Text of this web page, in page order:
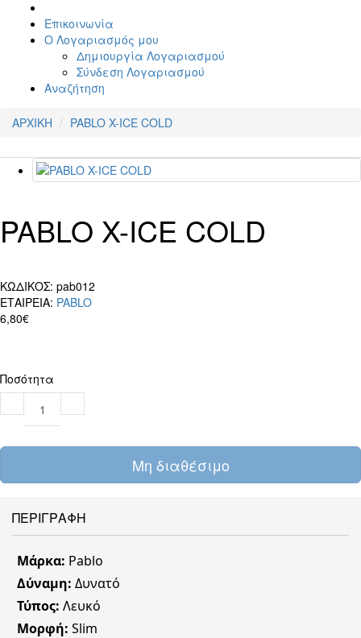
Επικοινωνία
Ο Λογαριασμός μου
Δημιουργία Λογαριασμού
Σύνδεση Λογαριασμού
Αναζήτηση
ΑΡΧΙΚΗ PABLO X-ICE COLD
PABLO X-ICE COLD
ΚΩΔΙΚΟΣ: pab012
ΕΤΑΙΡΕΙΑ: PABLO
6,80€
Ποσότητα
Μη διαθέσιμο
ΠΕΡΙΓΡΑΦΗ
Μάρκα: Pablo
Δύναμη: Δυνατό
Τύπος: Λευκό
Μορφή: Slim